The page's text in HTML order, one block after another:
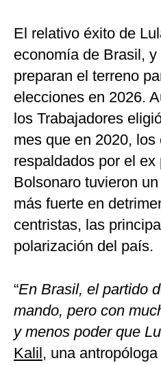
El relativo éxito de
economía de Brasil,
preparan el terreno
elecciones en 2026.
los Trabajadores
mes que en 2020, los
respaldados por el
Bolsonaro tuvieron
más fuerte en
centristas, las
polarización del país.
“En Brasil, el partido
mando, pero con
y menos poder que
Kalil, una